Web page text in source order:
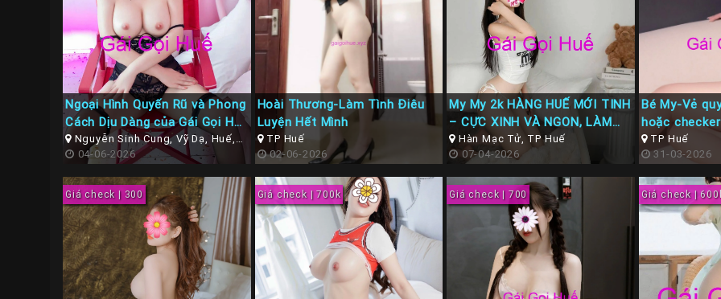
Ngoại Hình Quyến Rũ và Phong
Cách Dịu Dàng của Gái Gọi Huế
Hoài An
Nguyễn Sinh Cung, Vỹ Dạ, Huế,
Thừa Thiên Huế
04-06-2026
Hoài Thương-Làm Tình Điêu
Luyện Hết Mình
TP Huế
02-06-2026
My My 2k HÀNG HUẾ MỚI TINH
– CỰC XINH VÀ NGON, LÀM
TÌNH CHIỀU CHUỘNG NHƯ
NGƯỜI YÊU
Hàn Mạc Tử, TP Huế
07-04-2026
Bé My-Vẻ
hoặc checker
TP Huế
31-03-2026
Giá check | 300 Giá check | 700k Giá check | 700 Giá check |